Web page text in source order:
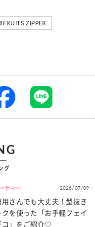
ZIPPER
グ
ティー 2026/07/09
用さんでも大丈夫！型抜き
クを使った「お手軽フェイ
コ」をご紹介♡